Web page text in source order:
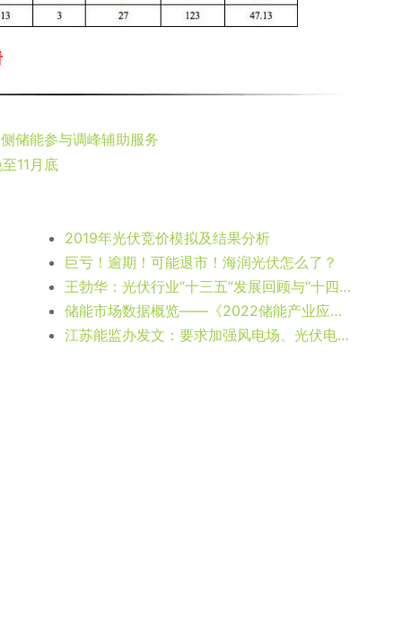
储能参与调峰辅助服务
11月底
2019年光伏竞价模拟及结果分析
巨亏！逾期！可能退市！海润光伏怎么了？
王勃华：光伏行业“十三五”发展回顾与“十四五”形势展望
储能市场数据概览——《2022储能产业应用研究报告》
江苏能监办发文：要求加强风电场、光伏电站安全管理